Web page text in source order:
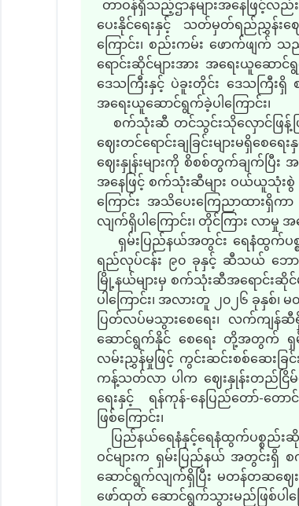
တာဝန်ရှိသည့်ဌာနများအနေဖြင့်လ
ပေးနိုင်ရေးနှင့် သတ်မှတ်ရည်ညွှန်းဈေ
ကြောင်း၊ စည်းကမ်း ဖောက်ဖျက် သ
ရောင်းဆိုင်များအား အရေးယူဆော
ဒေသကြီးနှင့် ပဲခူးတိုင်း ဒေသကြီး
အရေးယူဆောင်ရွက်ခဲ့ပါကြောင်း၊
စက်သုံးဆီ တင်သွင်းသိုလှောင်ဖြန့်ဖြူ
ဈေးတင်ရောင်းချခြင်းများမ
ဈေးနှုန်းများကို စိစစ်တွက်ချက်ပြီး
အနေဖြင့် စက်သုံးဆီများ ဝယ်ယူသုံးစွဲ
ကြောင်း အသိပေးကြေညာထားရှိက
လျက်ရှိပါကြောင်း၊ တိုင်ကြား လာ
ရှမ်းပြည်နယ်အတွင်း ရေနံထွက်ပစ္စ
ရည်လုပ်ငန်း ၉၀ ခုနှင့် ဆီသယ် ဘော
မြို့နယ်များမှ စက်သုံးဆီအရောင်းဆို
ပါကြောင်း၊ အလားတူ ၂၀၂၆ ခုနှ
ပြတ်လပ်မသွားစေရေး၊ လက်ကျန်ဆီရှိ
ဆောင်ရွက်နိုင် စေရေး တို့အတွက် ရှမ်း
လမ်းညွှန်မှုဖြင့် ကွင်းဆင်းစစ်ဆေးခြင်
ကန့်သတ်လာ ပါက ဈေးနှုန်းတည်င
ရေးနှင့် ရန်ကုန်-နေပြည်တော်-တေ
ဖြစ်ကြောင်း၊
ပြည်နယ်ရေနံနှင့်ရေနံထွက်ပစ္စည်းဆို
ဝင်များက ရှမ်းပြည်နယ် အတွင်းရှိ
ဆောင်ရွက်လျက်ရှိပြီး မတန်တဆဈေးနှုန်
ဖော်ထုတ် ဆောင်ရွက်သွားမည်ဖြစ်ပါ